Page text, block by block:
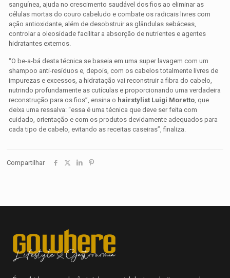
sanguínea, ajuda no crescimento saudável dos fios ao eliminar as
células mortas do couro cabeludo e combate os radicais livres com
ação antioxidante, além de desobstruir as glândulas sebáceas,
controlar a oleosidade facilitar a absorção de nutrientes e agentes
hidratantes externos.
“O be-a-bá desta técnica se baseia em uma super lavagem com um
shampoo anti-resíduos e, depois, com os cabelos totalmente livres de
impurezas e excessos, a hidratação vai reconstruir a fibra do cabelo,
nutrindo profundamente as cutículas e proporcionando uma verdadeira
reconstrução para os fios”, ensina o hairstylist Luigi Moretto, que
deixa uma ressalva: “essa é uma técnica que deve ser feita com
cuidado, orientação e com os produtos devidamente adequados para
cada tipo de cabelo, evitando as receitas caseiras”, finaliza.
Compartilhar